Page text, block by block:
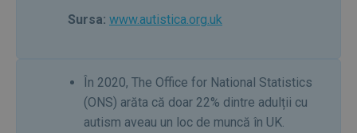
Sursa: www.autistica.org.uk
În 2020, The Office for National Statistics
(ONS) arăta că doar 22% dintre adulții cu
autism aveau un loc de muncă în UK.